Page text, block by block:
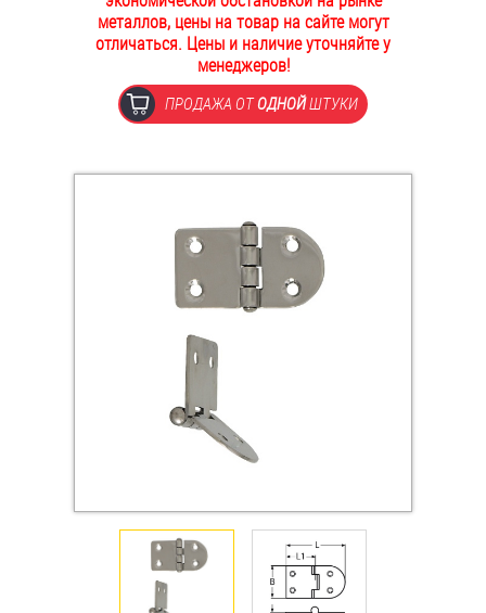
ОПЛАТА И ДОСТАВКА
Втулки
Заклепки (Гайки-Заклепки)
Крюки, кольца с метрической резьбой
Крюки, кольца с шурупной резьбой
Оснастка и аксессуары для яхт
металлов, цены на товар на сайте могут
отличаться. Цены и наличие уточняйте у
менеджеров!
ПРОДАЖА ОТОДНОЙШТУКИ